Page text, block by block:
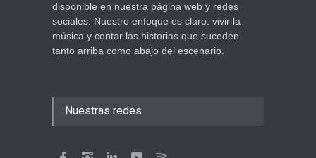
disponible en nuestra página web y redes
sociales. Nuestro enfoque es claro: vivir la
música y contar las historias que suceden
tanto arriba como abajo del escenario.
Nuestras redes